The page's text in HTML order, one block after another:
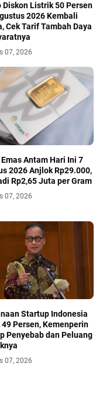
Diskon Listrik 50 Persen
2026 Kembali
Cek Tarif Tambah Daya
07, 2026
Antam Hari Ini 7
2026 Anjlok Rp29.000,
Rp2,65 Juta per Gram
07, 2026
Startup Indonesia
Persen, Kemenperin
Penyebab dan Peluang
07, 2026